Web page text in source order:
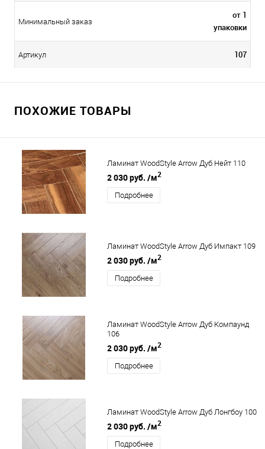
Минимальный заказ
от 1
упаковки
Артикул 107
ПОХОЖИЕ ТОВАРЫ
Ламинат WoodStyle Arrow Дуб Нейт 110
2 030 руб. /м2
Подробнее
Ламинат WoodStyle Arrow Дуб Импакт 109
2 030 руб. /м2
Подробнее
Ламинат WoodStyle Arrow Дуб Компаунд
106
2 030 руб. /м2
Подробнее
Ламинат WoodStyle Arrow Дуб Лонгбоу 100
2 030 руб. /м2
Подробнее